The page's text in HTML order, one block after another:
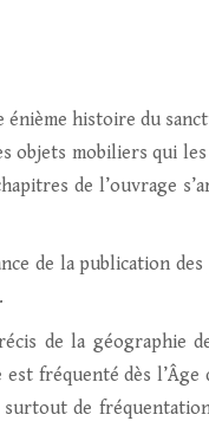
histoire du
objets mobiliers qui
de l’ouvrage
de la publication
de la géographie
fréquenté dès l’Âge
de